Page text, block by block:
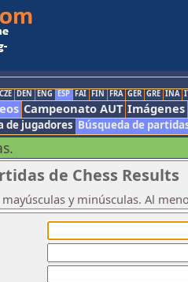
CZE DEN ENG ESP FAI FIN FRA GER GRE INA
Campeonato AUT Imágenes
de jugadores Búsqueda de
de Chess Results
y minúsculas. Al